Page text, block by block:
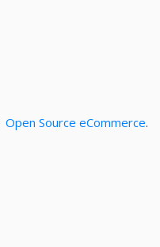
Open Source eCommerce.